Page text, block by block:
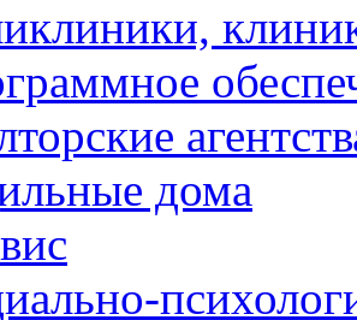
дома